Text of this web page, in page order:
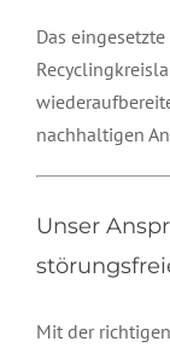
Das
nachhaltigen
Unser
Mit der